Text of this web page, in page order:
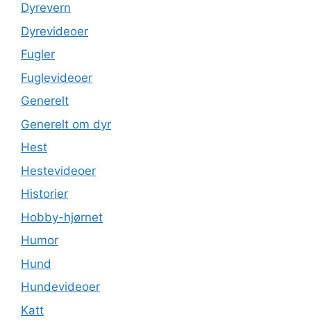
Dyrevern
Dyrevideoer
Fugler
Fuglevideoer
Generelt
Generelt om dyr
Hest
Hestevideoer
Historier
Hobby-hjørnet
Humor
Hund
Hundevideoer
Katt